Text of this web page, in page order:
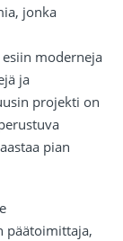
jonka
moderneja
ja
projekti on
pian
päätoimittaja,